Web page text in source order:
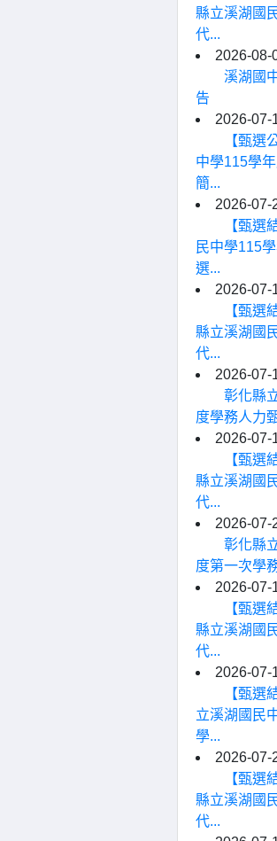
縣立溪湖國
代...
2026-08-
溪湖國
告
2026-07-
【甄選
中學115學
簡...
2026-07-
【甄選
民中學115
選...
2026-07-
【甄選
縣立溪湖國
代...
2026-07-
彰化縣
度學務人力
2026-07-
【甄選
縣立溪湖國
代...
2026-07-
彰化縣
度第一次學
2026-07-
【甄選
縣立溪湖國
代...
2026-07-
【甄選
立溪湖國民
學...
2026-07-
【甄選
縣立溪湖國
代...